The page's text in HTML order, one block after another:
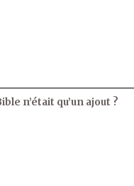
n’était qu’un ajout ?